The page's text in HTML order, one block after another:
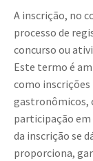
A inscrição, no
processo de
concurso ou
Este termo é
como inscrições
gastronômicos,
participação em
da inscrição se
proporciona,